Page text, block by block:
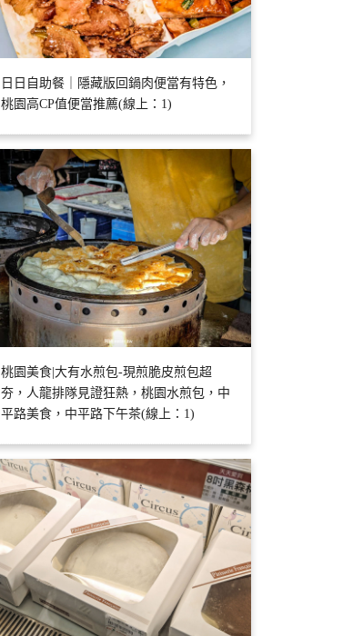
日日自助餐｜隱藏版回鍋肉便當有特色，
桃園高CP值便當推薦(線上：1)
桃園美食|大有水煎包-現煎脆皮煎包超
夯，人龍排隊見證狂熱，桃園水煎包，中
平路美食，中平路下午茶(線上：1)